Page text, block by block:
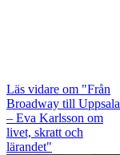
Läs vidare om "Från
Broadway till Uppsala
– Eva Karlsson om
livet, skratt och
lärandet"